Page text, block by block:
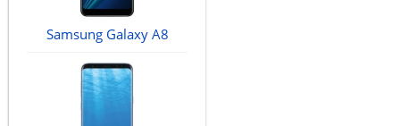
Samsung Galaxy A8